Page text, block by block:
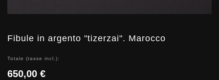
Fibule in argento "tizerzai". Marocco
Totale (tasse incl.):
650,00 €